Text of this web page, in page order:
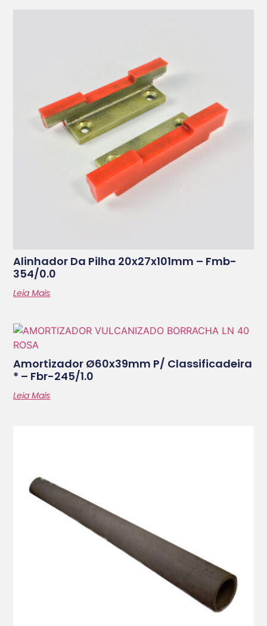
Alinhador Da Pilha 20x27x101mm – Fmb-
354/0.0
Leia Mais
Amortizador Ø60x39mm P/ Classificadeira
* – Fbr-245/1.0
Leia Mais